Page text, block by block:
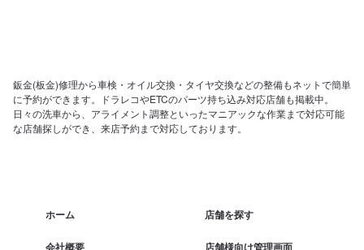
鈑金(板金)修理から車検・オイル交換・タイヤ交換などの整備もネットで簡単
に予約ができます。ドラレコやETCのパーツ持ち込み対応店舗も掲載中。
日々の洗車から、アライメント調整といったマニアックな作業まで対応可能
な店舗探しができ、来店予約まで対応しております。
ホーム 店舗を探す
会社概要 店舗様向け管理画面